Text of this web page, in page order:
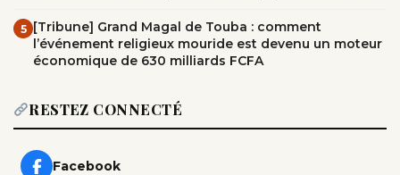
5 [Tribune] Grand Magal de Touba : comment
l’événement religieux mouride est devenu un moteur
économique de 630 milliards FCFA
RESTEZ CONNECTÉ
Facebook